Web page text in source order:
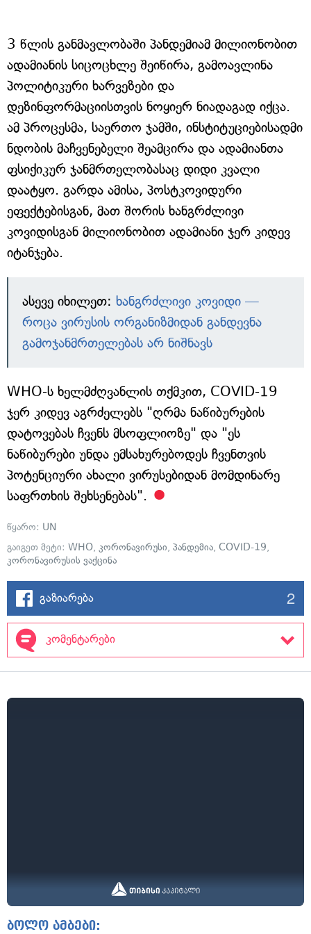
3 წლის განმავლობაში პანდემიამ მილიონობით
ადამიანის სიცოცხლე შეიწირა, გამოავლინა
პოლიტიკური ხარვეზები და
დეზინფორმაციისთვის ნოყიერ ნიადაგად იქცა.
ამ პროცესმა, საერთო ჯამში, ინსტიტუციებისადმი
ნდობის მაჩვენებელი შეამცირა და ადამიანთა
ფსიქიკურ ჯანმრთელობასაც დიდი კვალი
დაატყო. გარდა ამისა, პოსტკოვიდური
ეფექტებისგან, მათ შორის ხანგრძლივი
კოვიდისგან მილიონობით ადამიანი ჯერ კიდევ
იტანჯება.
ასევე იხილეთ: ხანგრძლივი კოვიდი —
როცა ვირუსის ორგანიზმიდან განდევნა
გამოჯანმრთელებას არ ნიშნავს
WHO-ს ხელმძღვანლის თქმკით, COVID-19
ჯერ კიდევ აგრძელებს "ღრმა ნაწიბურების
დატოვებას ჩვენს მსოფლიოზე" და "ეს
ნაწიბურები უნდა ემსახურებოდეს ჩვენთვის
პოტენციური ახალი ვირუსებიდან მომდინარე
საფრთხის შეხსენებას".
წყარო: UN
გაიგეთ მეტი: WHO, კორონავირუსი, პანდემია, COVID-19,
კორონავირუსის ვაქცინა
გაზიარება 2
კომენტარები
ბოლო ამბები: